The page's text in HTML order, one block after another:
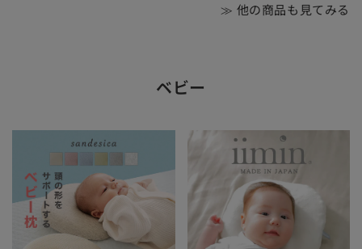
≫ 他の商品も見てみる
ベビー